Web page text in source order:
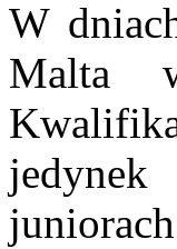
W
Malta